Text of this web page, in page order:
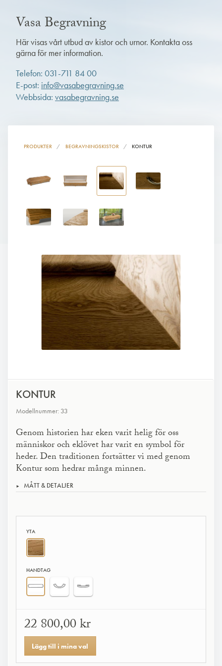
Vasa Begravning
Här visas vårt utbud av kistor och urnor. Kontakta oss
gärna för mer information.
Telefon: 031-711 84 00
E-post: info@vasabegravning.se
Webbsida: vasabegravning.se
PRODUKTER BEGRAVNINGSKISTOR KONTUR
KONTUR
Modellnummer: 33
Genom historien har eken varit helig för oss
människor och eklövet har varit en symbol för
heder. Den traditionen fortsätter vi med genom
Kontur som hedrar många minnen.
MÅTT & DETALJER
YTA
HANDTAG
22 800,00 kr
Lägg till i mina val